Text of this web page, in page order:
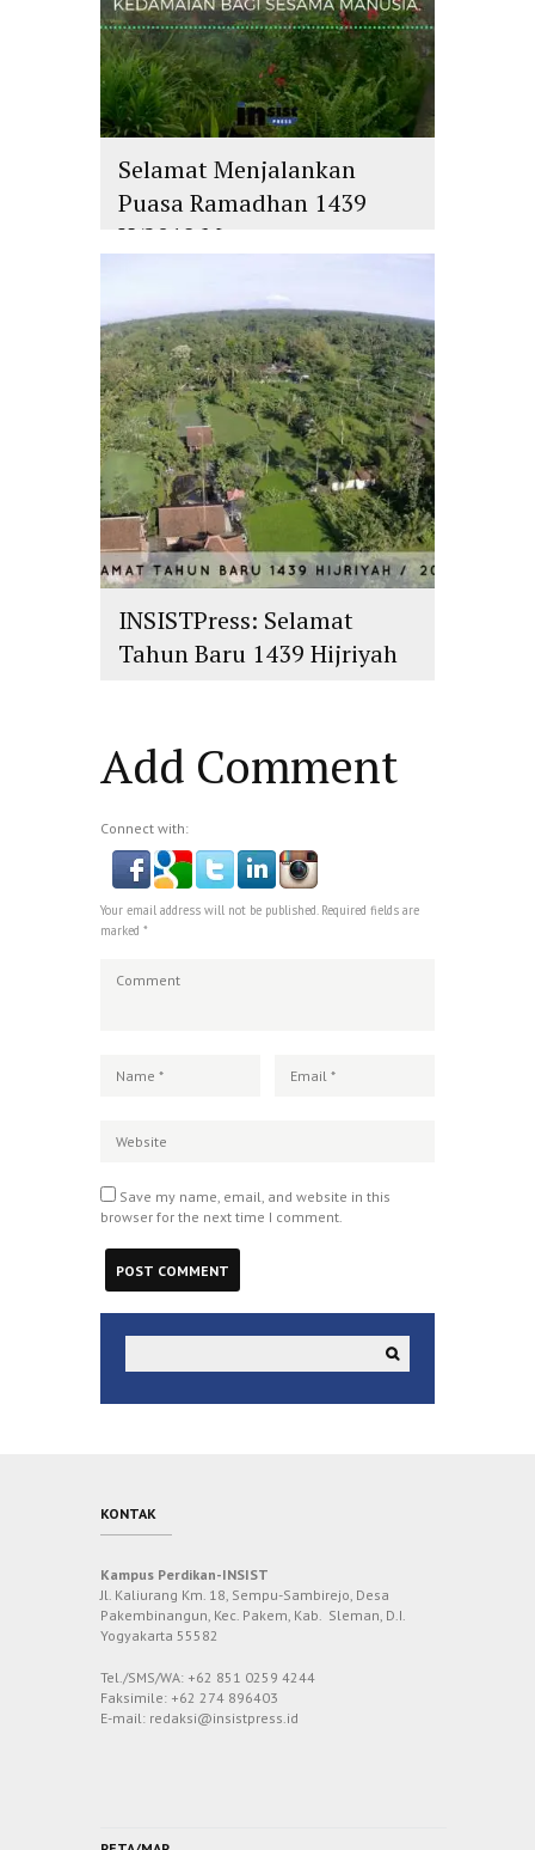
Selamat Menjalankan
Puasa Ramadhan 1439
H/2018 M
INSISTPress: Selamat
Tahun Baru 1439 Hijriyah
Add Comment
Connect with:
Your email address will not be published. Required fields are
marked *
Save my name, email, and website in this
browser for the next time I comment.
KONTAK
Kampus Perdikan-INSIST
Jl. Kaliurang Km. 18, Sempu-Sambirejo, Desa
Pakembinangun, Kec. Pakem, Kab. Sleman, D.I.
Yogyakarta 55582
Tel./SMS/WA: +62 851 0259 4244
Faksimile: +62 274 896403
E-mail: redaksi@insistpress.id